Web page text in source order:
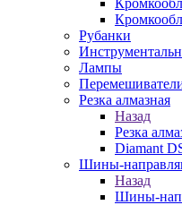
Рубанки
Лампы
Резка алмазная
Назад
Резка
Diamant
Шины-
Назад
Шины-